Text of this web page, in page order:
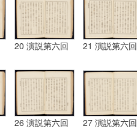
20 演説第六回 21 演説第六回
26 演説第六回 27 演説第六回